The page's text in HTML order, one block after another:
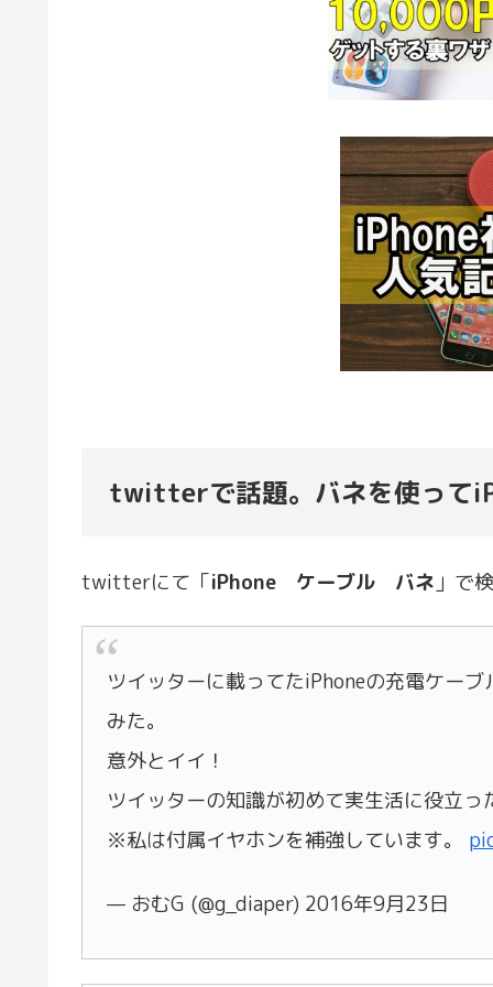
twitterで話題。バネを使って
twitterにて「iPhone ケーブル バネ 」で
ツイッターに載ってたiPhoneの充電ケー
みた。
意外とイイ！
ツイッターの知識が初めて実生活に役立っ
※私は付属イヤホンを補強しています。
— おむG (@g_diaper) 2016年9月23日